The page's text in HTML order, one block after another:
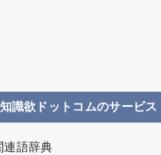
知識欲ドットコムのサービス
連語辞典